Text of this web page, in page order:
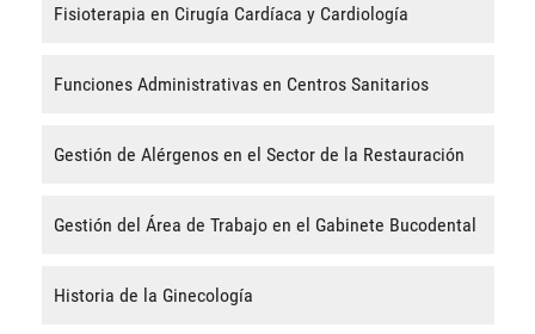
Fisioterapia en Cirugía Cardíaca y Cardiología
Funciones Administrativas en Centros Sanitarios
Gestión de Alérgenos en el Sector de la Restauración
Gestión del Área de Trabajo en el Gabinete Bucodental
Historia de la Ginecología